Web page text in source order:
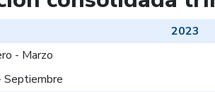
2023
- Marzo
Septiembre